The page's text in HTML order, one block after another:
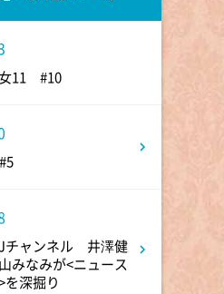
11 #10
チャンネル 井澤健
みなみが<ニュース
を深掘り